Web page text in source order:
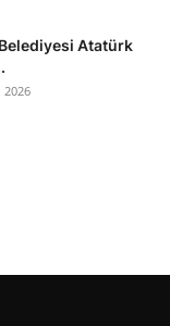
Atatürk
2026